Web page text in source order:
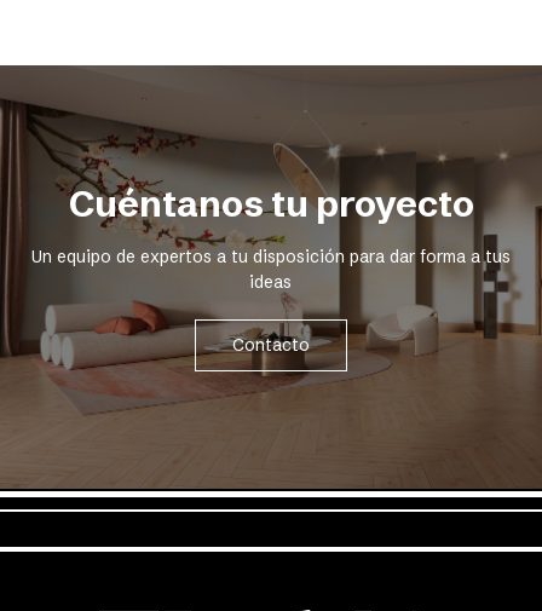
Cuéntanos tu proyecto
Un equipo de expertos a tu disposición para dar forma a tus
ideas
Contacto